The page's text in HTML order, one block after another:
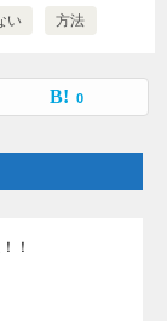
い 方法
0
！